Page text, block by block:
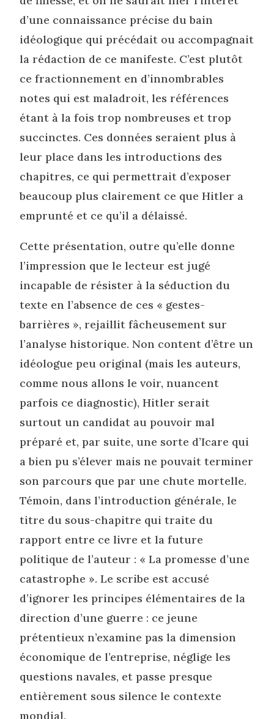
d’une connaissance précise du bain
idéologique qui précédait ou accompagnait
la rédaction de ce manifeste. C’est plutôt
ce fractionnement en d’innombrables
notes qui est maladroit, les références
étant à la fois trop nombreuses et trop
succinctes. Ces données seraient plus à
leur place dans les introductions des
chapitres, ce qui permettrait d’exposer
beaucoup plus clairement ce que Hitler a
emprunté et ce qu’il a délaissé.
Cette présentation, outre qu’elle donne
l’impression que le lecteur est jugé
incapable de résister à la séduction du
texte en l’absence de ces « gestes-
barrières », rejaillit fâcheusement sur
l’analyse historique. Non content d’être un
idéologue peu original (mais les auteurs,
comme nous allons le voir, nuancent
parfois ce diagnostic), Hitler serait
surtout un candidat au pouvoir mal
préparé et, par suite, une sorte d’Icare qui
a bien pu s’élever mais ne pouvait terminer
son parcours que par une chute mortelle.
Témoin, dans l’introduction générale, le
titre du sous-chapitre qui traite du
rapport entre ce livre et la future
politique de l’auteur : « La promesse d’une
catastrophe ». Le scribe est accusé
d’ignorer les principes élémentaires de la
direction d’une guerre : ce jeune
prétentieux n’examine pas la dimension
économique de l’entreprise, néglige les
questions navales, et passe presque
entièrement sous silence le contexte
mondial.